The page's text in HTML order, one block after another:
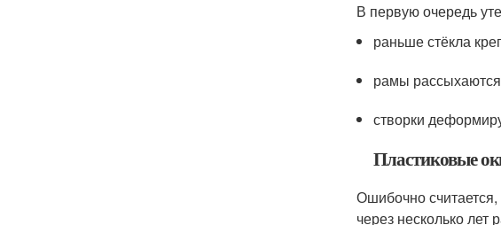
В первую очередь
раньше стёкла
рамы
створки
Пластиковые
Ошибочно
через несколько лет